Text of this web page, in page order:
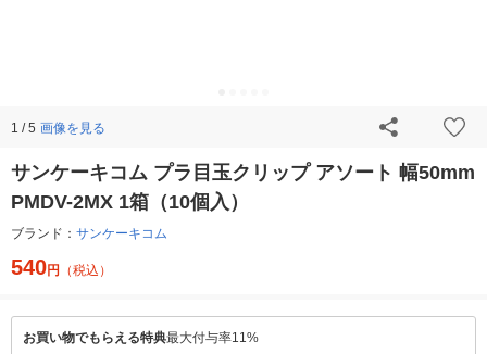
1 / 5 画像を見る
サンケーキコム プラ目玉クリップ アソート 幅50mm
PMDV-2MX 1箱（10個入）
ブランド： サンケーキコム
540円 （税込）
お買い物でもらえる特典最大付与率11%